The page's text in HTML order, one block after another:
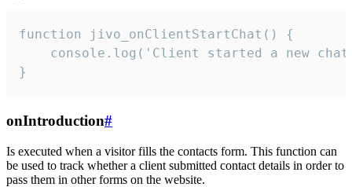
function jivo_onClientStartChat() {
console.log('Client started a new
}
onIntroduction#
Is executed when a visitor fills the contacts form. This function can
be used to track whether a client submitted contact details in order to
pass them in other forms on the website.